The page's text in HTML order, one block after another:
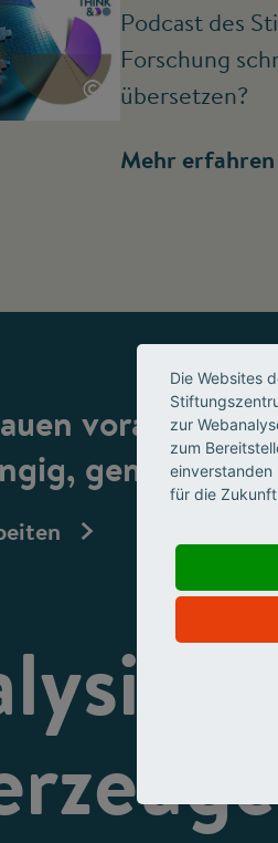
©
Podcast des
Forschung
übersetzen?
Mehr erfahren
voraus,
Die Websites
zur
zum
einverstanden
für die